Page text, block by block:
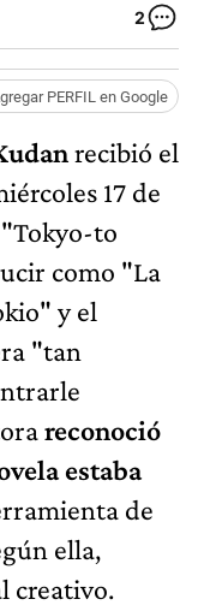
2
PERFIL en Google
recibió el
17 de
to
como "La
y el
"tan
reconoció
estaba
de
ella,
creativo.